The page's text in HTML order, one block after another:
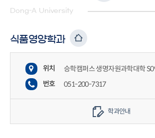
Dong-A University
식품영양학과
위치
승학캠퍼스 생명자원과학대학
번호
051-200-7317
학과안내